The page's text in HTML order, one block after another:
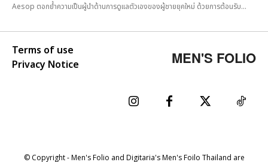
Aesop ตอกย้ำความเป็นผู้นำด้านการดูแลตัวเองของผู้ชายยุคใหม่ ด้วยการต้อนรับ...
Terms of use
Privacy Notice
MEN'S FOLIO
© Copyright - Men's Folio and Digitaria's Men's Foilo Thailand are